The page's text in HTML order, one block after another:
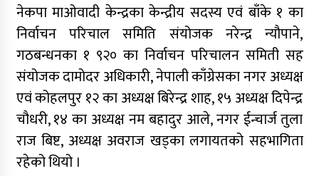
नेकपा माओवादी केन्द्रका केन्द्रीय सदस्य एवं बाँके १ का
निर्वाचन परिचाल समिति संयोजक नरेन्द्र न्यौपाने,
गठबन्धनका १ ९२० का निर्वाचन परिचालन समिती सह
संयोजक दामोदर अधिकारी, नेपाली काँग्रेसका नगर अध्यक्ष
एवं कोहलपुर १२ का अध्यक्ष बिरेन्द्र शाह, १५ अध्यक्ष दिपेन्द्र
चौधरी, १४ का अध्यक्ष नम बहादुर आले, नगर ईन्चार्ज तुला
राज बिष्ट, अध्यक्ष अवराज खड्का लगायतको सहभागिता
रहेको थियो ।